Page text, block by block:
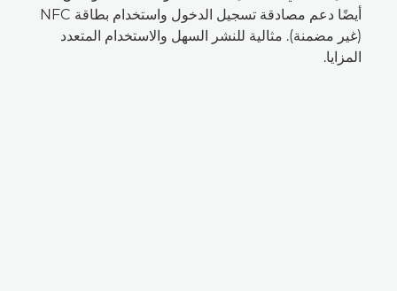
أيضًا دعم مصادقة تسجيل الدخول واستخدام بطاقة NFC
(غير مضمنة). مثالية للنشر السهل والاستخدام المتعدد
المزايا.